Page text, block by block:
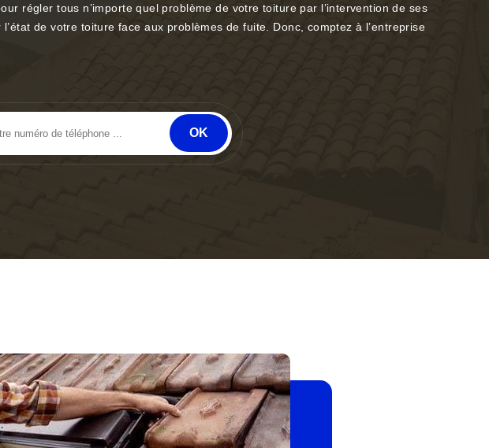
régler tous n’importe quel problème de votre toiture par l’intervention de ses
de votre toiture face aux problèmes de fuite. Donc, comptez à l’entreprise